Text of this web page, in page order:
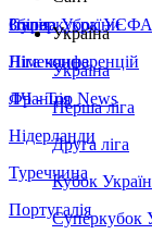
Збірна України
Італія
Німеччина
Франція
Нідерланди
Туреччина
Португалія
Суперкубок УЄФА
Ліга конференцій
ЛЧ - Top News
Україна
Україна
Перша ліга
Друга ліга
Кубок
Суперкубок